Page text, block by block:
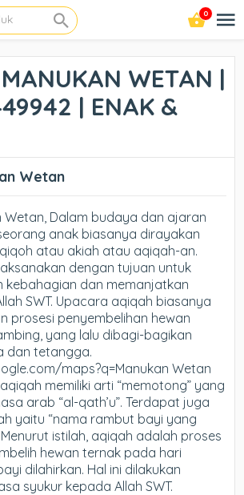
0
WETAN |
| ENAK &
Wetan
Wetan, Dalam budaya dan ajaran
anak biasanya dirayakan
atau akiah atau aqiqah-an.
dengan tujuan untuk
kebahagian dan memanjatkan
SWT. Upacara aqiqah biasanya
prosesi penyembelihan hewan
yang lalu dibagi-bagikan
dan tetangga.
maps?q=Manukan Wetan
memiliki arti “memotong” yang
arab “al-qath’u”. Terdapat juga
yaitu “nama rambut bayi yang
istilah, aqiqah adalah proses
hewan ternak pada hari
dilahirkan. Hal ini dilakukan
syukur kepada Allah SWT.